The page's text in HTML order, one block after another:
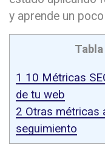
y aprende un
1 10 Métricas
de tu web
2 Otras métricas
seguimiento